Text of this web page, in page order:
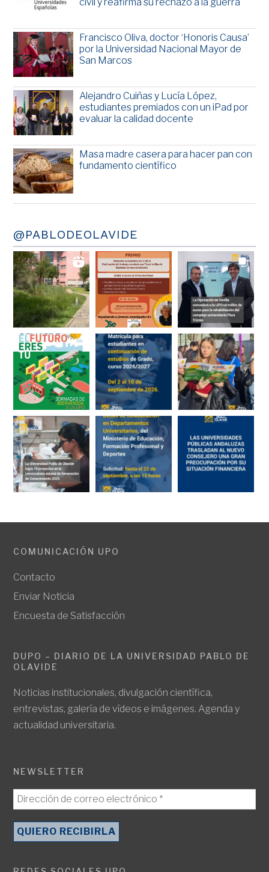
Francisco Oliva, doctor ‘Honoris Causa’
por la Universidad Nacional Mayor de
San Marcos
Alejandro Cuiñas y Lucía López,
estudiantes premiados con un iPad por
evaluar la calidad docente
Masa madre casera para hacer pan con
fundamento científico
@PABLODEOLAVIDE
COMUNICACIÓN UPO
Contacto
Enviar Noticia
Encuesta de Satisfacción
DUPO – DIARIO DE LA UNIVERSIDAD PABLO DE
OLAVIDE
Noticias institucionales, divulgación científica,
entrevistas, galería de vídeos e imágenes. Agenda y
actualidad universitaria.
NEWSLETTER